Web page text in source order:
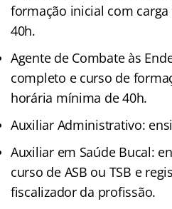
formação inicial com
40h.
Agente de Combate às
completo e curso de
horária mínima de 40h.
Auxiliar Administrativo:
Auxiliar em Saúde Bucal:
curso de ASB ou TSB e
fiscalizador da profissão.